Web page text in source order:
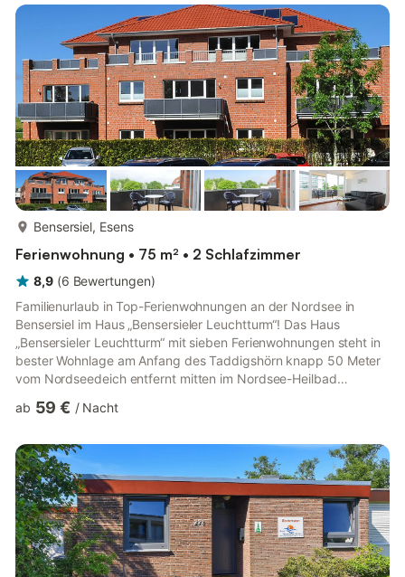
Bensersiel, Esens
Ferienwohnung • 75 m² • 2 Schlafzimmer
8,9 (6 Bewertungen)
Familienurlaub in Top-Ferienwohnungen an der Nordsee in
Bensersiel im Haus „Bensersieler Leuchtturm“! Das Haus
„Bensersieler Leuchtturm“ mit sieben Ferienwohnungen steht in
bester Wohnlage am Anfang des Taddigshörn knapp 50 Meter
vom Nordseedeich entfernt mitten im Nordsee-Heilbad
Naturschauspiel „Nationalpark Niedersächsisches Wattenmeer“,
Leuchtturm“ wurde im Jahr 2014 neu gebaut und wird seit
Anfang 2015 vermietet. Die sieben Ferienwohnungen im
„Bensersieler Leuchtturm“ in Bens...
ab 59 € / Nacht